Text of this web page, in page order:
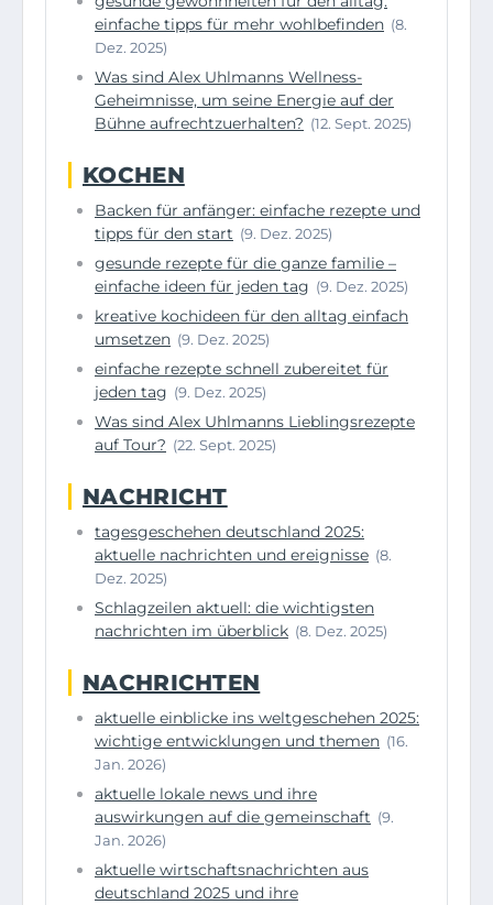
einfache tipps für mehr wohlbefinden (8.
Dez. 2025)
Was sind Alex Uhlmanns Wellness-
Geheimnisse, um seine Energie auf der
Bühne aufrechtzuerhalten? (12. Sept. 2025)
KOCHEN
Backen für anfänger: einfache rezepte und
tipps für den start (9. Dez. 2025)
gesunde rezepte für die ganze familie –
einfache ideen für jeden tag (9. Dez. 2025)
kreative kochideen für den alltag einfach
umsetzen (9. Dez. 2025)
einfache rezepte schnell zubereitet für
jeden tag (9. Dez. 2025)
Was sind Alex Uhlmanns Lieblingsrezepte
auf Tour? (22. Sept. 2025)
NACHRICHT
tagesgeschehen deutschland 2025:
aktuelle nachrichten und ereignisse (8.
Dez. 2025)
Schlagzeilen aktuell: die wichtigsten
nachrichten im überblick (8. Dez. 2025)
NACHRICHTEN
aktuelle einblicke ins weltgeschehen 2025:
wichtige entwicklungen und themen (16.
Jan. 2026)
aktuelle lokale news und ihre
auswirkungen auf die gemeinschaft (9.
Jan. 2026)
aktuelle wirtschaftsnachrichten aus
deutschland 2025 und ihre